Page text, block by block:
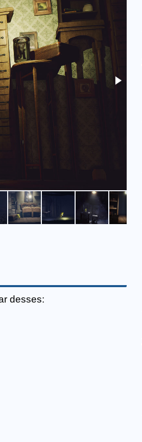
desses: